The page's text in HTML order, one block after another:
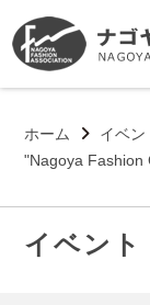
ホーム
イベン
"Nagoya Fashion
イベント